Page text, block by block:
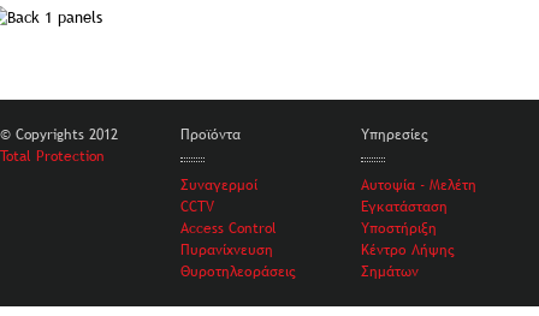
© Copyrights 2012
Total Protection
Προϊόντα
Συναγερμοί
CCTV
Access Control
Πυρανίχνευση
Θυροτηλεοράσεις
Υπηρεσίες
Αυτοψία - Μελέτη
Εγκατάσταση
Υποστήριξη
Κέντρο Λήψης
Σημάτων